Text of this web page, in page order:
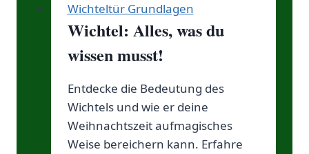
Wichteltür Grundlagen
Wichtel: Alles, was du
wissen musst!
Entdecke die Bedeutung des
Wichtels und wie er deine
Weihnachtszeit aufmagisches
Weise bereichern kann. Erfahre